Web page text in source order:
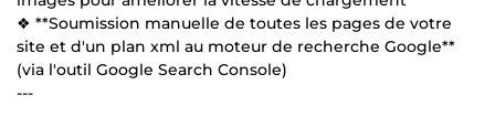
❖ **Soumission manuelle de toutes les pages de votre
site et d'un plan xml au moteur de recherche Google**
(via l'outil Google Search Console)
---